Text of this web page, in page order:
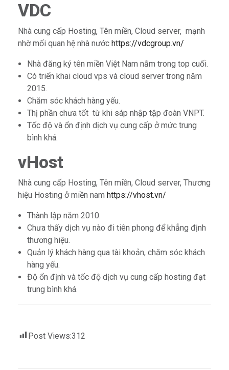
VDC
Nhà cung cấp Hosting, Tên miền, Cloud server, mạnh
nhờ mối quan hệ nhà nước https://vdcgroup.vn/
Nhà đăng ký tên miền Việt Nam nằm trong top cuối.
Có triển khai cloud vps và cloud server trong năm
2015.
Chăm sóc khách hàng yếu.
Thị phần chưa tốt từ khi sáp nhập tập đoàn VNPT.
Tốc độ và ổn định dịch vụ cung cấp ở mức trung
bình khá.
vHost
Nhà cung cấp Hosting, Tên miền, Cloud server, Thương
hiệu Hosting ở miền nam https://vhost.vn/
Thành lập năm 2010.
Chưa thấy dịch vụ nào đi tiên phong để khẳng định
thương hiệu.
Quản lý khách hàng qua tài khoản, chăm sóc khách
hàng yếu.
Độ ổn định và tốc độ dịch vụ cung cấp hosting đạt
trung bình khá.
Post Views:312